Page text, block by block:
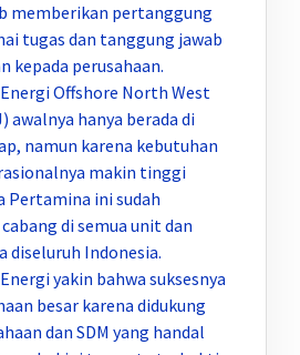
memberikan pertanggung
tugas dan tanggung jawab
kepada perusahaan.
Offshore North West
awalnya hanya berada di
namun karena kebutuhan
makin tinggi
Pertamina ini sudah
di semua unit dan
diseluruh Indonesia.
yakin bahwa suksesnya
besar karena didukung
dan SDM yang handal